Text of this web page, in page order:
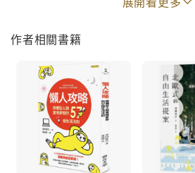
「想哭不如展翅高飛！」
獲得「米其林指南法國版」星級評
廚伊地知雅
「思考、思考、思考。」
米其林三星「全球前50名餐廳中」
Francescana主廚德吉洋二
作者相關書籍